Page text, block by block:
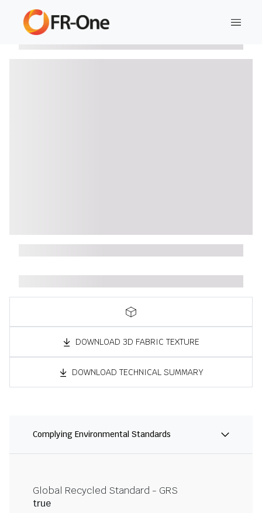
DOWNLOAD 3D FABRIC TEXTURE
DOWNLOAD TECHNICAL SUMMARY
Complying Environmental Standards
Global Recycled Standard - GRS
true